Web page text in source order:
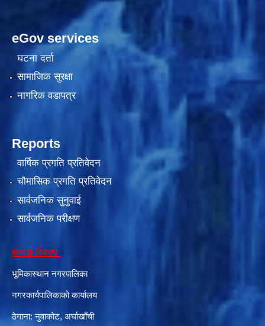
eGov services
घटना दर्ता
सामाजिक सुरक्षा
नागरिक वडापत्र
Reports
वार्षिक प्रगति प्रतिवेदन
चौमासिक प्रगति प्रतिवेदन
सार्वजनिक सुनुवाई
सार्वजनिक परीक्षण
सम्पर्क विवरण
भूमिकास्थान नगरपालिका
नगरकार्यपालिकाको कार्यालय
ठेगाना: नुवाकोट, अर्घाखाँची